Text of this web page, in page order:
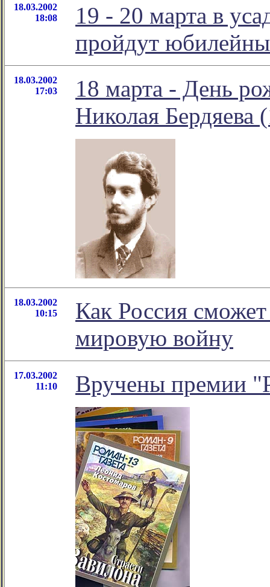
18.03.2002
18:08
19 - 20 марта в
пройдут
18.03.2002
17:03
18 марта - День
Николая Бердяева
18.03.2002
10:15
Как Россия
мировую войну
17.03.2002
11:10
Вручены премии